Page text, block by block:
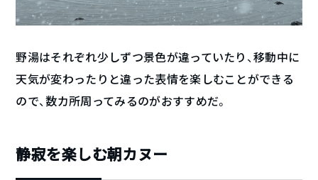
野湯はそれぞれ少しずつ景色が違っていたり、移動中に
天気が変わったりと違った表情を楽しむことができる
ので、数カ所周ってみるのがおすすめだ。
静寂を楽しむ朝カヌー